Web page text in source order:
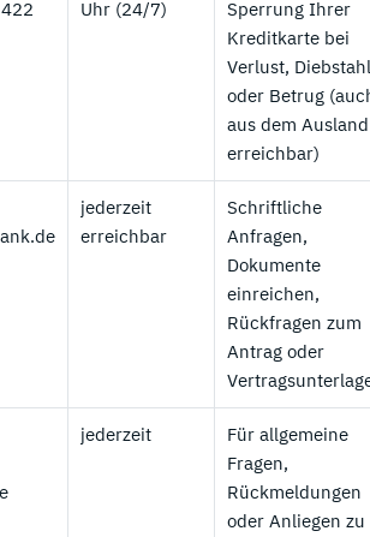
Uhr (24/7)
Sperrung Ihrer
Kreditkarte bei
Verlust, Diebstahl
oder Betrug
aus dem Ausland
erreichbar)
jederzeit
erreichbar
Schriftliche
Anfragen,
Dokumente
einreichen,
Rückfragen zum
Antrag oder
jederzeit
Für allgemeine
Fragen,
Rückmeldungen
oder Anliegen zu